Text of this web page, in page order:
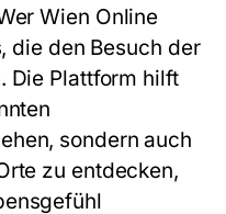
Wien Online
die den Besuch der
Die Plattform hilft
sondern auch
zu entdecken,